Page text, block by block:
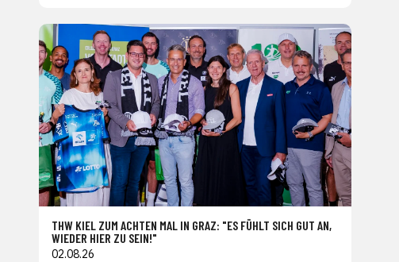
THW KIEL ZUM ACHTEN MAL IN GRAZ: "ES FÜHLT SICH GUT AN,
WIEDER HIER ZU SEIN!"
02.08.26